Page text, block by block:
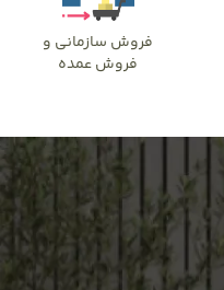
فروش سازمانی و
فروش عمده